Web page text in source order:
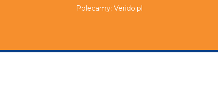
Polecamy: Verido.pl